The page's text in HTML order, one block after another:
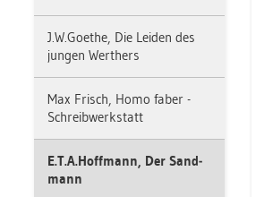
J.​W.​Goe­the, Die Lei­den des
jun­gen Wer­t­hers
Max Frisch, Homo faber -
Schreib­werk­statt
E.​T.​A.​Hoff­mann, Der Sand­
mann